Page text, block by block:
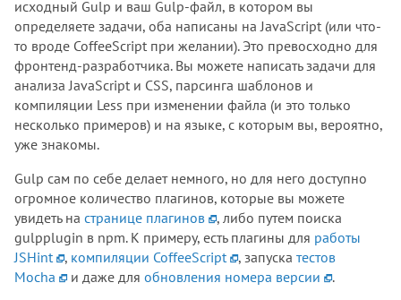
исходный Gulp и ваш Gulp-файл, в котором вы
определяете задачи, оба написаны на JavaScript (или что-
то вроде CoffeeScript при желании). Это превосходно для
фронтенд-разработчика. Вы можете написать задачи для
анализа JavaScript и CSS, парсинга шаблонов и
компиляции Less при изменении файла (и это только
несколько примеров) и на языке, с которым вы, вероятно,
уже знакомы.
Gulp сам по себе делает немного, но для него доступно
огромное количество плагинов, которые вы можете
увидеть на странице плагинов
, либо путем поиска
gulpplugin в npm. К примеру, есть плагины для работы
JSHint
, компиляции CoffeeScript , запуска тестов
Mocha
и даже для обновления номера версии
.